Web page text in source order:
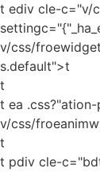
t ediv cle-c="v/
v/css/
s.default">t
t
t ea
v/css/
t
t pdiv cle-